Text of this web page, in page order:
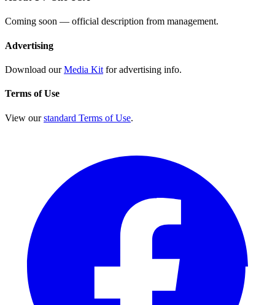
Coming soon — official description from management.
Advertising
Download ourMedia Kit for advertising info.
Terms of Use
View ourstandard Terms of Use.